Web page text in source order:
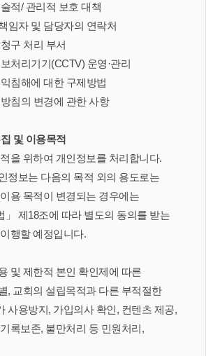
적/ 관리적 보호 대책
임자 및 담당자의 연락처
구 처리 부서
처리기기(CCTV) 운영·관리
침해에 대한 구제방법
침의 변경에 관한 사항
및 이용목적
을 위하여 개인정보를 처리합니다.
정보는 다음의 목적 외의 용도로는
용 목적이 변경되는 경우에는
」 제18조에 따라 별도의 동의를 받는
행할 예정입니다.
및 제한적 본인 확인제에 따른
, 교회의 설립목적과 다른 부적절한
사용방지, 가입의사 확인, 컨텐츠 제공,
록보존, 불만처리 등 민원처리,